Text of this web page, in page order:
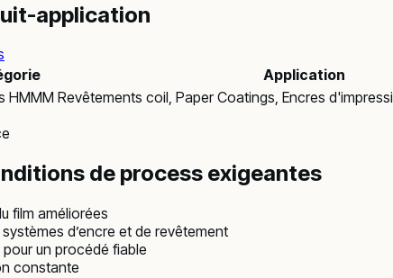
application
Application
HMMM Revêtements coil, Paper Coatings, Encres
de process exigeantes
film améliorées
d’encre et de revêtement
un procédé fiable
constante